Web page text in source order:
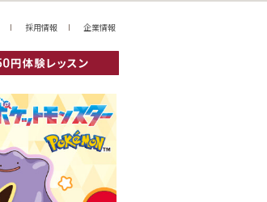
採用情報 企業情報